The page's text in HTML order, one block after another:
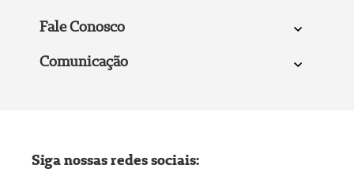
Fale Conosco
Comunicação
Siga nossas redes sociais: